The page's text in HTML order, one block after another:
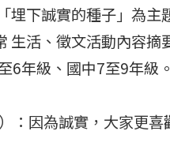
埋下誠實的種子」為
活、徵文活動內容摘
6年級、國中7至9年級。
：因為誠實，大家更喜